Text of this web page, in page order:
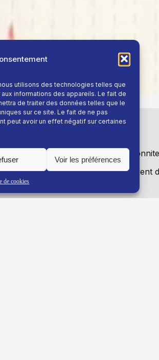
utilisons des technologies telles que
informations des appareils. Le fait de
de traiter des données telles que le
sur ce site. Le fait de ne pas
peut avoir un effet négatif sur certaines
Voir les préférences
de cookies
gare Nord et atelier
la vie sportive et Saïd Ouajhi Agent